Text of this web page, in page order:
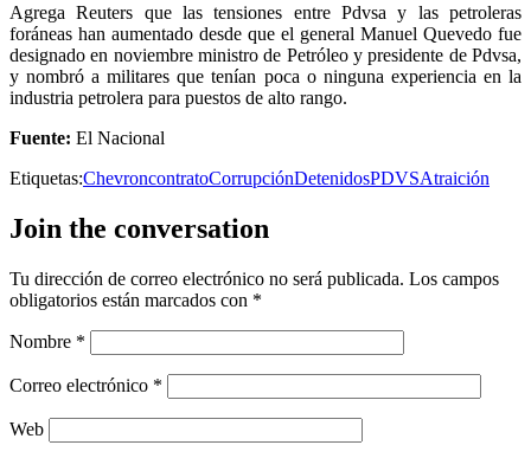
Agrega Reuters que las tensiones entre Pdvsa y las petroleras
foráneas han aumentado desde que el general Manuel Quevedo fue
designado en noviembre ministro de Petróleo y presidente de Pdvsa,
y nombró a militares que tenían poca o ninguna experiencia en la
industria petrolera para puestos de alto rango.
Fuente: El Nacional
Etiquetas:ChevroncontratoCorrupciónDetenidosPDVSAtraición
Join the conversation
Tu dirección de correo electrónico no será publicada. Los campos
obligatorios están marcados con *
Nombre *
Correo electrónico *
Web